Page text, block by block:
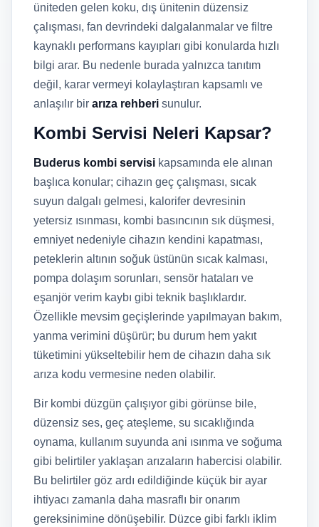
üniteden gelen koku, dış ünitenin düzensiz
çalışması, fan devrindeki dalgalanmalar ve filtre
kaynaklı performans kayıpları gibi konularda hızlı
bilgi arar. Bu nedenle burada yalnızca tanıtım
değil, karar vermeyi kolaylaştıran kapsamlı ve
anlaşılır bir arıza rehberi sunulur.
Kombi Servisi Neleri Kapsar?
Buderus kombi servisi kapsamında ele alınan
başlıca konular; cihazın geç çalışması, sıcak
suyun dalgalı gelmesi, kalorifer devresinin
yetersiz ısınması, kombi basıncının sık düşmesi,
emniyet nedeniyle cihazın kendini kapatması,
peteklerin altının soğuk üstünün sıcak kalması,
pompa dolaşım sorunları, sensör hataları ve
eşanjör verim kaybı gibi teknik başlıklardır.
Özellikle mevsim geçişlerinde yapılmayan bakım,
yanma verimini düşürür; bu durum hem yakıt
tüketimini yükseltebilir hem de cihazın daha sık
arıza kodu vermesine neden olabilir.
Bir kombi düzgün çalışıyor gibi görünse bile,
düzensiz ses, geç ateşleme, su sıcaklığında
oynama, kullanım suyunda ani ısınma ve soğuma
gibi belirtiler yaklaşan arızaların habercisi olabilir.
Bu belirtiler göz ardı edildiğinde küçük bir ayar
ihtiyacı zamanla daha masraflı bir onarım
gereksinimine dönüşebilir. Düzce gibi farklı iklim